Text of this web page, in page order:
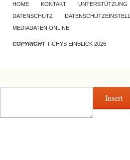
HOME KONTAKT UNTERSTÜTZUNG
DATENSCHUTZ
MEDIADATEN ONLINE
COPYRIGHTTICHYS EINBLICK 2026
Insert